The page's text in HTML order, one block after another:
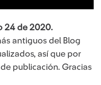
24 de 2020.
antiguos del Blog
así que por
publicación. Gracias